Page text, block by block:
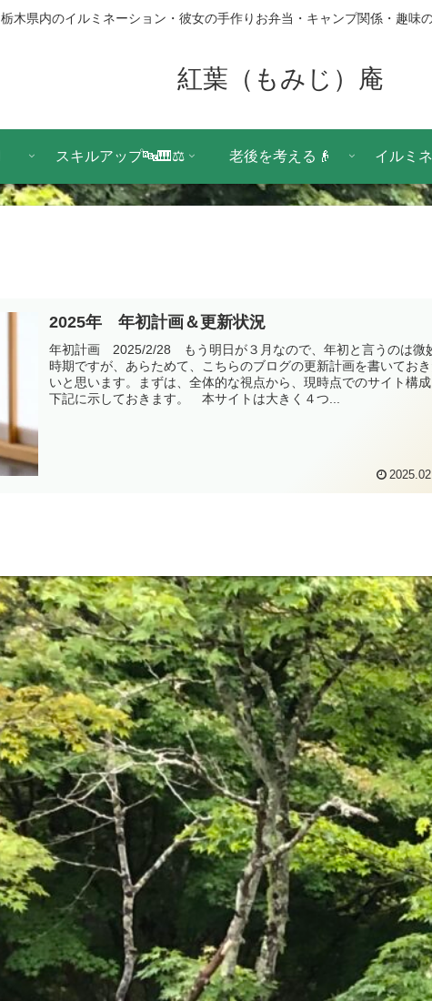
栃木県内のイルミネーション・彼女の手作りお弁当・キャンプ関係・趣味
紅葉（もみじ）庵
スキルアップ🔤🎹⚖️ 老後を考える👴 イルミ
2025年 年初計画＆更新状況
年初計画 2025/2/28 もう明日が３月なので、年初と言うのは微
時期ですが、あらためて、こちらのブログの更新計画を書いておき
いと思います。まずは、全体的な視点から、現時点でのサイト構
下記に示しておきます。 本サイトは大きく４つ...